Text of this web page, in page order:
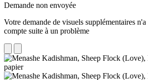
Demande non envoyée
Votre demande de visuels supplémentaires n'a
compte suite à un problème